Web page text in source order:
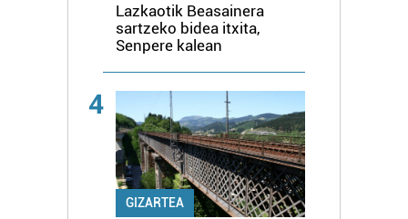
Lazkaotik Beasainera
sartzeko bidea itxita,
Senpere kalean
4
GIZARTEA